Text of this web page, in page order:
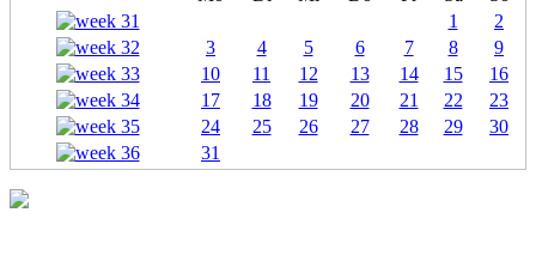
1
2
3
4 5 6 7 8
9
10
11 12 13 14 15
16
17
18 19 20 21 22
23
24
25 26 27 28 29
30
31